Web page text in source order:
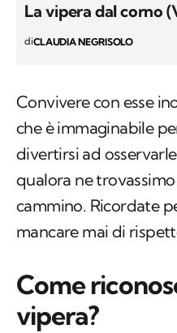
La vipera dal corno
diCLAUDIA NEGRISOLO
Convivere con esse
che è immaginabile
divertirsi ad
qualora ne
cammino. Ricordate
mancare mai di
Come
vipera?